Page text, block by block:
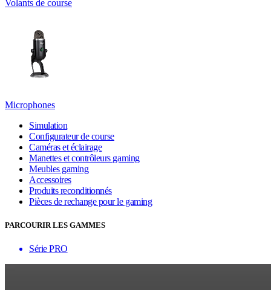
Volants de course
Microphones
Simulation
Configurateur de course
Caméras et éclairage
Manettes et contrôleurs gaming
Meubles gaming
Accessoires
Produits reconditionnés
Pièces de rechange pour le gaming
PARCOURIR LES GAMMES
Série PRO